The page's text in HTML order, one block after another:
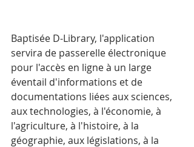
Baptisée D-Library, l'application
servira de passerelle électronique
pour l'accès en ligne à un large
éventail d'informations et de
documentations liées aux sciences,
aux technologies, à l'économie, à
l'agriculture, à l'histoire, à la
géographie, aux législations, à la